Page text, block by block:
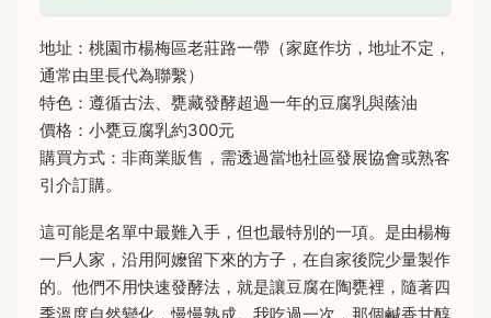
地址：桃園市楊梅區老莊路一帶（家庭作坊，地址不定，
通常由里長代為聯繫）
特色：遵循古法、甕藏發酵超過一年的豆腐乳與蔭油
價格：小甕豆腐乳約300元
購買方式：非商業販售，需透過當地社區發展協會或熟客
引介訂購。
這可能是名單中最難入手，但也最特別的一項。是由楊梅
一戶人家，沿用阿嬤留下來的方子，在自家後院少量製作
的。他們不用快速發酵法，就是讓豆腐在陶甕裡，隨著四